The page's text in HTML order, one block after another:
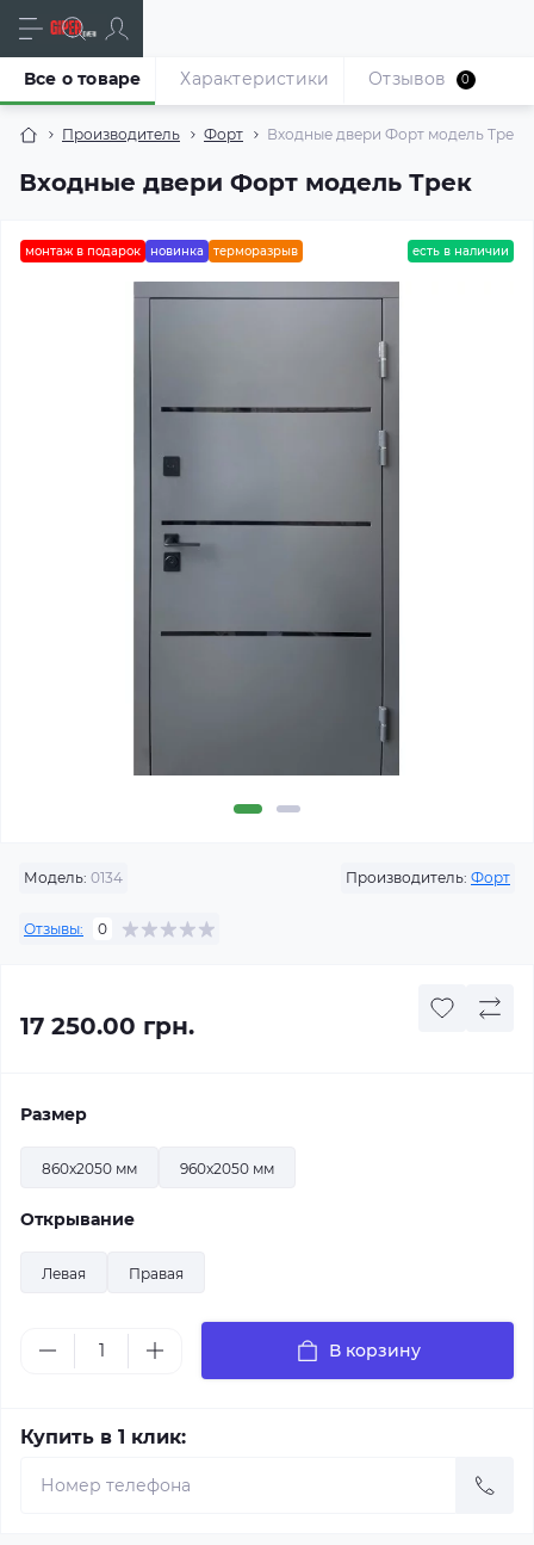
Производитель Форт Входные двери Форт модель Трек
Входные двери Форт модель Трек
Все о товаре Характеристики Отзывов 0
монтаж в подарок новинка терморазрыв есть в наличии
Модель: 0134 Производитель: Форт
Отзывы: 0
17 250.00 грн.
Размер
860x2050 мм 960x2050 мм
Открывание
Левая Правая
В корзину
Купить в 1 клик: